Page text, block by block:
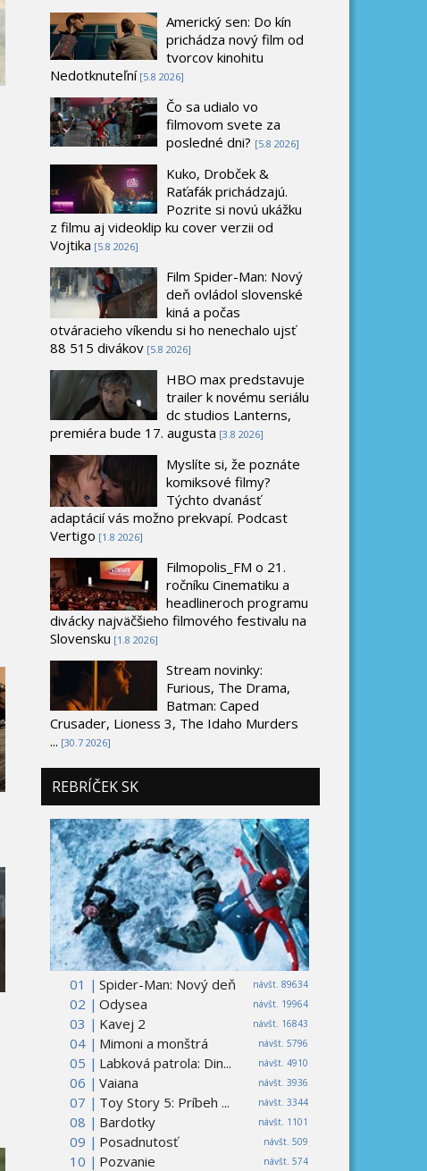
Americký sen: Do kín
prichádza nový film od
tvorcov kinohitu
Nedotknuteľní [5.8 2026]
Čo sa udialo vo
filmovom svete za
posledné dni? [5.8 2026]
Kuko, Drobček &
Raťafák prichádzajú.
Pozrite si novú ukážku
z filmu aj videoklip ku cover verzii od
Vojtika [5.8 2026]
Film Spider-Man: Nový
deň ovládol slovenské
kiná a počas
otváracieho víkendu si ho nenechalo ujsť
88 515 divákov [5.8 2026]
HBO max predstavuje
trailer k novému seriálu
dc studios Lanterns,
premiéra bude 17. augusta [3.8 2026]
Myslíte si, že poznáte
komiksové filmy?
Týchto dvanásť
adaptácií vás možno prekvapí. Podcast
Vertigo [1.8 2026]
Filmopolis_FM o 21.
ročníku Cinematiku a
headlineroch programu
divácky najväčšieho filmového festivalu na
Slovensku [1.8 2026]
Stream novinky:
Furious, The Drama,
Batman: Caped
Crusader, Lioness 3, The Idaho Murders
... [30.7 2026]
REBRÍČEK SK
01 | návšt. 89634
Spider-Man: Nový deň
02 |
návšt. 19964
Odysea
03 |
návšt. 16843
Kavej 2
04 |
návšt. 5796
Mimoni a monštrá
05 |
návšt. 4910
Labková patrola: Din...
06 |
návšt. 3936
Vaiana
07 |
návšt. 3344
Toy Story 5: Príbeh ...
08 |
návšt. 1101
Bardotky
09 |
návšt. 509
Posadnutosť
10 |
návšt. 574
Pozvanie